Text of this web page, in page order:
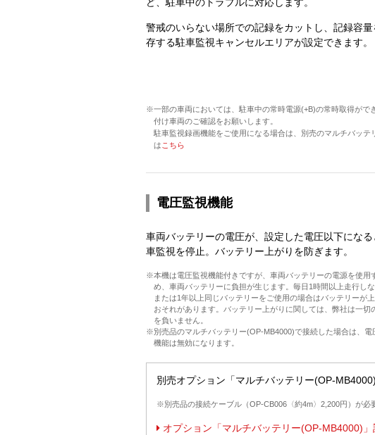
ど、駐車中のトラブルに対応します。
警戒のいらない場所での記録をカットし、記録容量
存する駐車監視キャンセルエリアが設定できます。
※一部の車両においては、駐車中の常時電源(+B)の常時取得がで
付け車両のご確認をお願いします。
駐車監視録画機能をご使用になる場合は、別売のマルチバッ
は こちら
電圧監視機能
車両バッテリーの電圧が、設定した電圧以下になる
車監視を停止。バッテリー上がりを防ぎます。
※本機は電圧監視機能付きですが、車両バッテリーの電源を使用
め、車両バッテリーに負担が生じます。毎日1時間以上走行しな
または1年以上同じバッテリーをご使用の場合はバッテリーが
おそれがあります。バッテリー上がりに関しては、弊社は一切
を負いません。
※別売品のマルチバッテリー(OP-MB4000)で接続した場合は、電
機能は無効になります。
別売オプション「マルチバッテリー(OP-
※別売品の接続ケーブル（OP-CB006〈約4m〉2,200円）が必
オプション「マルチバッテリー(OP-MB4000)」